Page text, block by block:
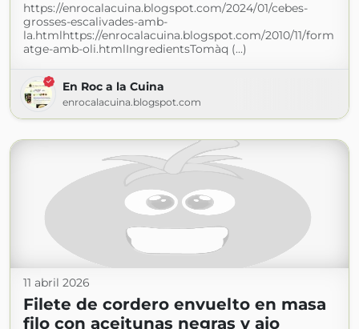
https://enrocalacuina.blogspot.com/2024/01/cebes-
grosses-escalivades-amb-
la.htmlhttps://enrocalacuina.blogspot.com/2010/11/form
atge-amb-oli.htmlIngredientsTomàq (...)
En Roc a la Cuina
enrocalacuina.blogspot.com
11 abril 2026
Filete de cordero envuelto en masa
filo con aceitunas negras y ajo